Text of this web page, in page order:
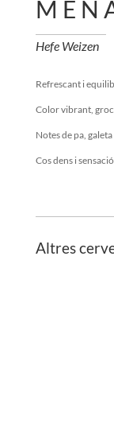
Hefe Weizen
Refrescant i
Color vibrant,
Notes de pa,
Cos dens i
Altres